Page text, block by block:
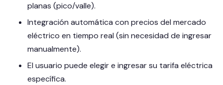
planas (pico/valle).
Integración automática con precios del mercado
eléctrico en tiempo real (sin necesidad de ingresar
manualmente).
El usuario puede elegir e ingresar su tarifa eléctrica
específica.